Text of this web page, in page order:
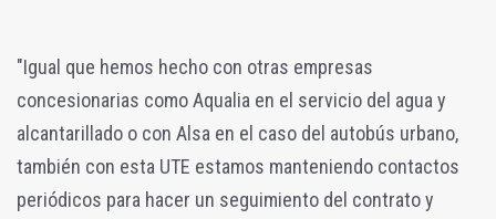
"Igual que hemos hecho con otras empresas
concesionarias como Aqualia en el servicio del agua y
alcantarillado o con Alsa en el caso del autobús urbano,
también con esta UTE estamos manteniendo contactos
periódicos para hacer un seguimiento del contrato y